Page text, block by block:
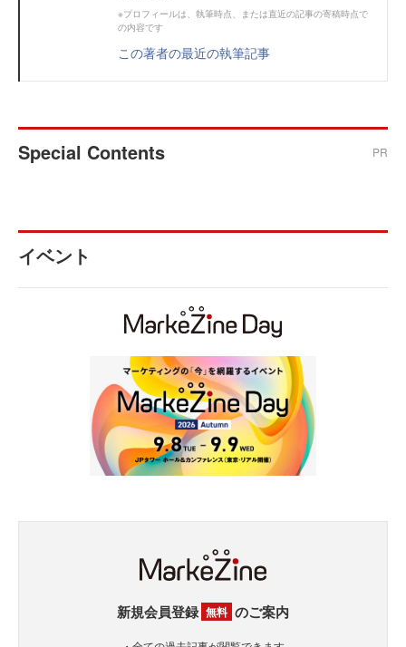
※プロフィールは、執筆時点、または直近の記事の寄稿時点で
の内容です
この著者の最近の執筆記事
Special Contents PR
イベント
新規会員登録 無料 のご案内